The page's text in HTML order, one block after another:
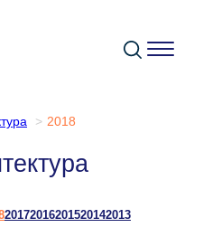
2018
20172016201520142013